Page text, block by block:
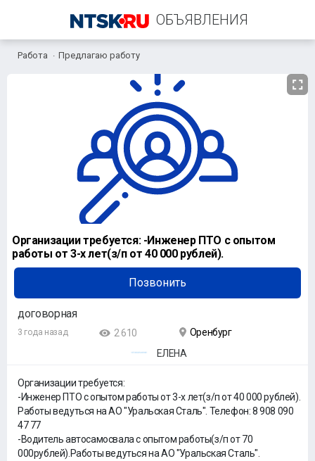
ОБЪЯВЛЕНИЯ
+7 (951) 451-75-12
Работа Предлагаю работу
Организации требуется: -Инженер ПТО с опытом
работы от 3-х лет(з/п от 40 000 рублей).
Позвонить
договорная
3 года назад 2 610
Оренбург
ЕЛЕНА
Организации требуется:
-Инженер ПТО с опытом работы от 3-х лет(з/п от 40 000 рублей).
Работы ведуться на АО "Уральская Сталь". Телефон: 8 908 090
47 77
-Водитель автосамосвала с опытом работы(з/п от 70
000рублей).Работы ведуться на АО "Уральская Сталь".